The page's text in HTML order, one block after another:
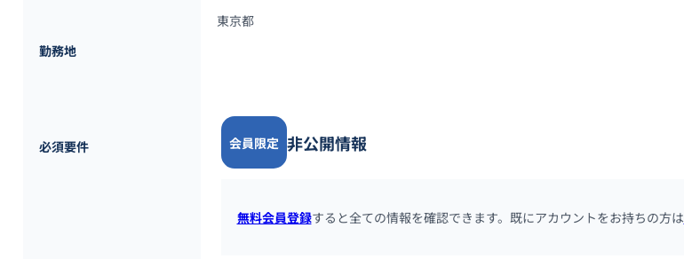
勤務地
東京都
必須要件 会員限定 非公開情報
無料会員登録すると全ての情報を確認できます。既にアカウントをお持ちの方は